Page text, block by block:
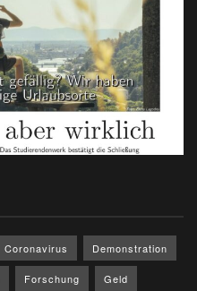
Coronavirus Demonstration
Forschung Geld